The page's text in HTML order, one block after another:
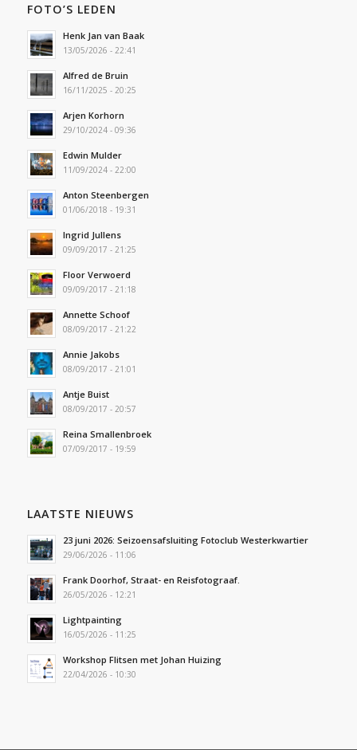
FOTO’S LEDEN
Henk Jan van Baak
13/05/2026 - 22:41
Alfred de Bruin
16/11/2025 - 20:25
Arjen Korhorn
29/10/2024 - 09:36
Edwin Mulder
11/09/2024 - 22:00
Anton Steenbergen
01/06/2018 - 19:31
Ingrid Jullens
09/09/2017 - 21:25
Floor Verwoerd
09/09/2017 - 21:18
Annette Schoof
08/09/2017 - 21:22
Annie Jakobs
08/09/2017 - 21:01
Antje Buist
08/09/2017 - 20:57
Reina Smallenbroek
07/09/2017 - 19:59
LAATSTE NIEUWS
23 juni 2026: Seizoensafsluiting Fotoclub Westerkwartier
29/06/2026 - 11:06
Frank Doorhof, Straat- en Reisfotograaf.
26/05/2026 - 12:21
Lightpainting
16/05/2026 - 11:25
Workshop Flitsen met Johan Huizing
22/04/2026 - 10:30